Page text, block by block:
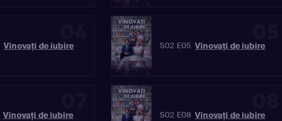
Vinovaţi de iubire S02 E05 Vinovaţi de iubire
Vinovaţi de iubire S02 E08 Vinovaţi de iubire